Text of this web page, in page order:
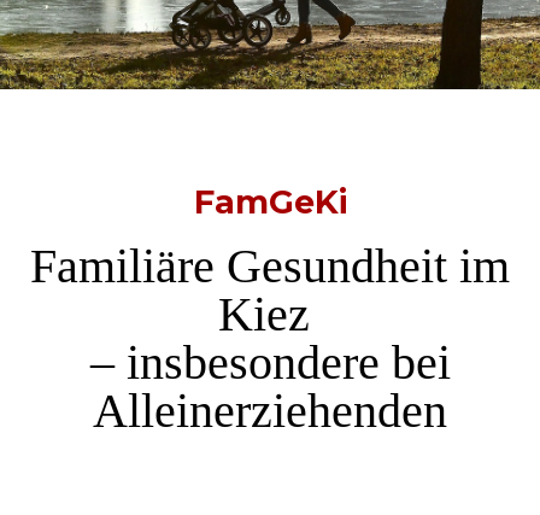
FamGeKi
Familiäre Gesundheit im
Kiez
– insbesondere bei
Alleinerziehenden